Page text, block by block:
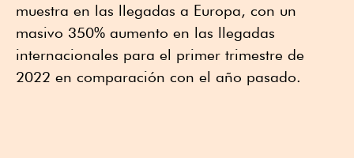
muestra en las llegadas a Europa, con un
masivo 350% aumento en las llegadas
internacionales para el primer trimestre de
2022 en comparación con el año pasado.